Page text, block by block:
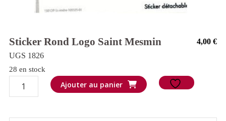
Sticker Rond Logo Saint Mesmin 4,00€
UGS 1826
28 en stock
quantité
de
Ajouter au panier